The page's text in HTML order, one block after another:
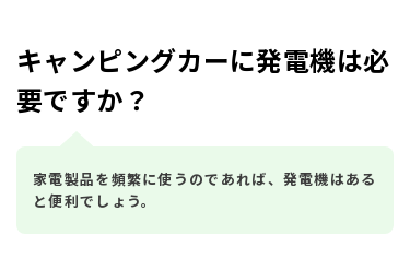
キャンピングカーに発電機は必
要ですか？
家電製品を頻繁に使うのであれば、発電機はある
と便利でしょう。